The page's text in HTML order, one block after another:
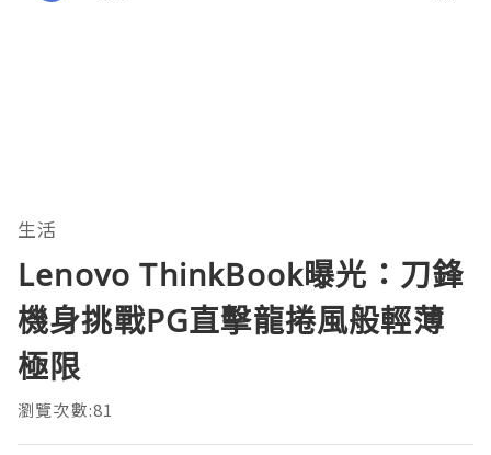
生活
Lenovo ThinkBook曝光：刀鋒
機身挑戰PG直擊龍捲風般輕薄
極限
瀏覽次數:81